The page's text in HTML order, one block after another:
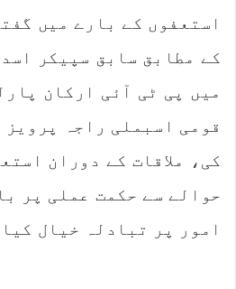
استعفوں کے بارے میں
کے مطابق سابق سپیکر
میں پی ٹی آئی ارکان
قومی اسبملی راجہ پرویز
کی، ملاقات کے دوران
حوالے سے حکمت عملی پر
امور پر تبادلہ خیال کیا